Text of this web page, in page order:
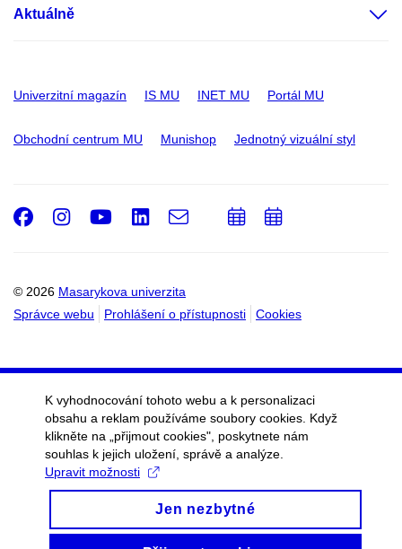
Aktuálně
Univerzitní magazín IS MU INET MU Portál MU
Obchodní centrum MU Munishop Jednotný vizuální styl
© 2026 Masarykova univerzita
Správce webu
Prohlášení o přístupnosti Cookies
Facebook
Instagram
Youtube
LinkedIn
e-
Email
PřidatPřidat
K vyhodnocování tohoto webu a k personalizaci
obsahu a reklam používáme soubory cookies. Když
klikněte na „přijmout cookies", poskytnete nám
souhlas k jejich uložení, správě a analýze.
Upravit možnosti
Jen nezbytné